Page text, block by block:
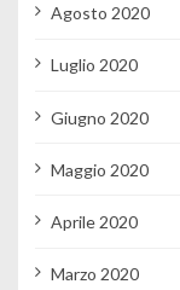
Agosto 2020
Luglio 2020
Giugno 2020
Maggio 2020
Aprile 2020
Marzo 2020